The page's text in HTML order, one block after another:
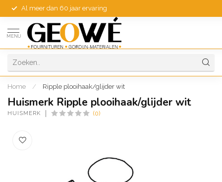
Al meer dan 60 jaar ervaring
MENU
Home / Ripple plooihaak/glijder wit
Huismerk Ripple plooihaak/glijder wit
HUISMERK (0)